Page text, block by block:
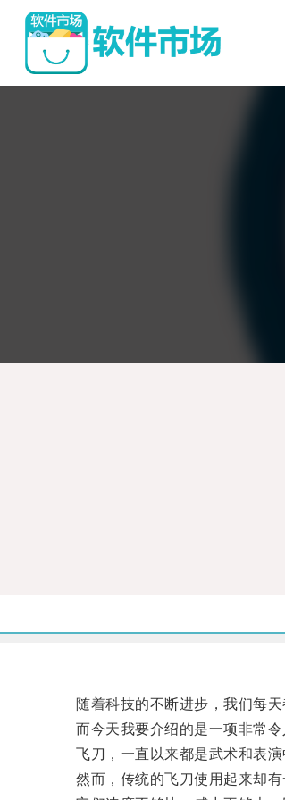
随着科技的不断进步，我们每天
而今天我要介绍的是一项非常令
飞刀，一直以来都是武术和表演
然而，传统的飞刀使用起来却有